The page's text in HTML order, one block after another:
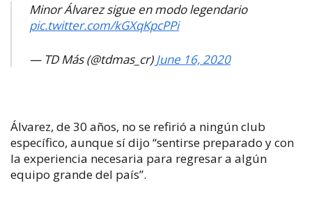
Minor Álvarez sigue en modo legendario
pic.twitter.com/kGXqKpcPPi
— TD Más (@tdmas_cr) June 16, 2020
Álvarez, de 30 años, no se refirió a ningún club
específico, aunque sí dijo “sentirse preparado y con
la experiencia necesaria para regresar a algún
equipo grande del país”.